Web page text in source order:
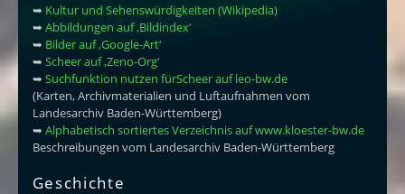
➥ Kultur und Sehenswürdigkeiten (Wikipedia)
➥ Abbildungen auf ‚Bildindex‘
➥ Bilder auf ‚Google-Art‘
➥ Scheer auf ‚Zeno-Org‘
➥ Suchfunktion nutzen fürScheer auf leo-bw.de
(Karten, Archivmaterialien und Luftaufnahmen vom
Landesarchiv Baden-Württemberg)
➥ Alphabetisch sortiertes Verzeichnis auf www.kloester-bw.de
Beschreibungen vom Landesarchiv Baden-Württemberg
Geschichte